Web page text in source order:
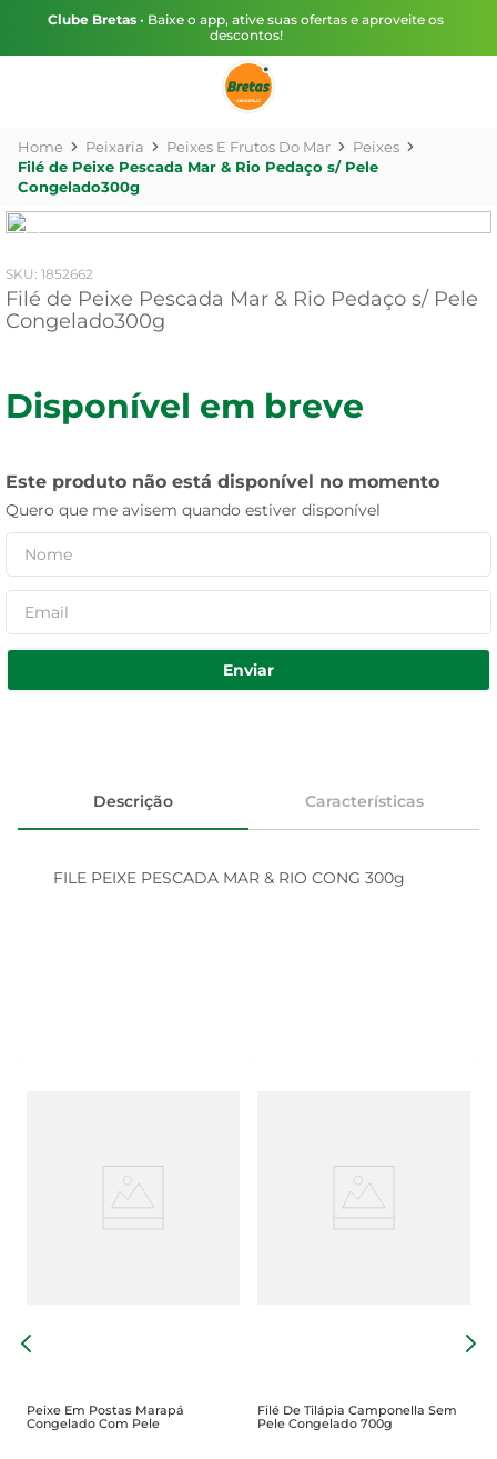
Clube Bretas • Baixe o app, ative suas ofertas e aproveite os
descontos!
Peixaria Peixes E Frutos Do Mar
Peixes
Filé de Peixe Pescada Mar & Rio Pedaço s/ Pele
Congelado300g
: 1852662
Filé de Peixe Pescada Mar & Rio Pedaço s/ Pele
Congelado300g
Disponível em breve
Este produto não está disponível no momento
Quero que me avisem quando estiver disponível
Enviar
Descrição Características
FILE PEIXE PESCADA MAR & RIO CONG 300g
Peixe Em Postas Marapá
Congelado Com Pele
Filé De Tilápia Camponella Sem
Pele Congelado 700g